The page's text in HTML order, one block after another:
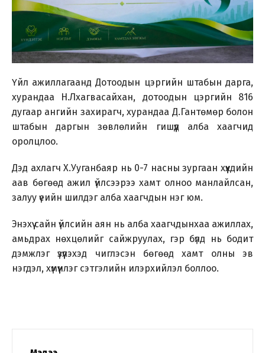
Үйл ажиллагаанд Дотоодын цэргийн штабын дарга,
хурандаа Н.Лхагвасайхан, дотоодын цэргийн 816
дугаар ангийн захирагч, хурандаа Д.Гантөмөр болон
штабын даргын зөвлөлийн гишүүд алба хаагчид
оролцлоо.
Дэд ахлагч Х.Ууганбаяр нь 0-7 насны зургаан хүүхдийн
аав бөгөөд ажил үйлсээрээ хамт олноо манлайлсан,
залуу үеийн шилдэг алба хаагчдын нэг юм.
Энэхүү сайн үйлсийн аян нь алба хаагчдынхаа ажиллах,
амьдрах нөхцөлийг сайжруулах, гэр бүлд нь бодит
дэмжлэг үзүүлэхэд чиглэсэн бөгөөд хамт олны эв
нэгдэл, хүмүүнлэг сэтгэлийн илэрхийлэл боллоо.